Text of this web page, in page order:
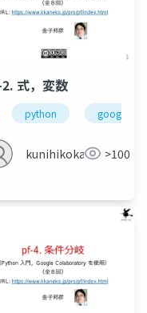
式，変数
python google
kunihikokaneko>100